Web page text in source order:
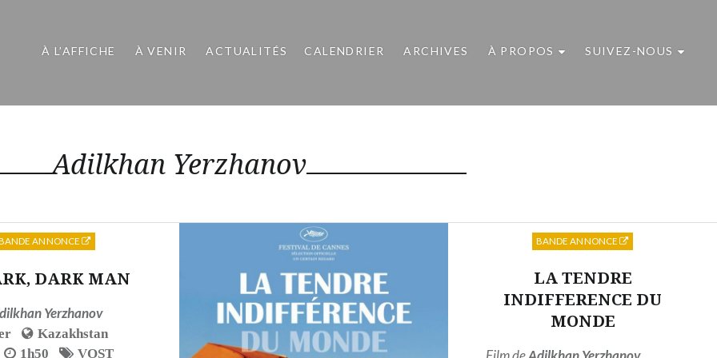
À L’AFFICHE À VENIR ACTUALITÉS CALENDRIER ARCHIVES À PROPOS SUIVEZ-NOUS
Adilkhan Yerzhanov
DARK MAN
Yerzhanov
Kazakhstan
1h50
VOST
ANNONCE
LA TENDRE
INDIFFERENCE DU
MONDE
BANDE ANNONCE